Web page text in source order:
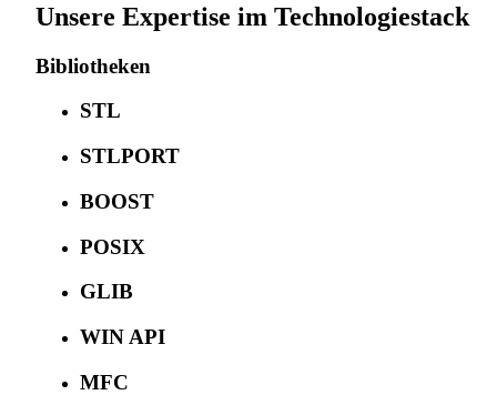
Unsere Expertise im Technologiestack
Bibliotheken
STL
STLPORT
BOOST
POSIX
GLIB
WIN API
MFC